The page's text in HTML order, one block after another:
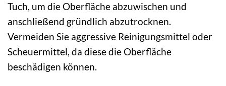
Tuch, um die Oberfläche abzuwischen und
anschließend gründlich abzutrocknen.
Vermeiden Sie aggressive Reinigungsmittel oder
Scheuermittel, da diese die Oberfläche
beschädigen können.